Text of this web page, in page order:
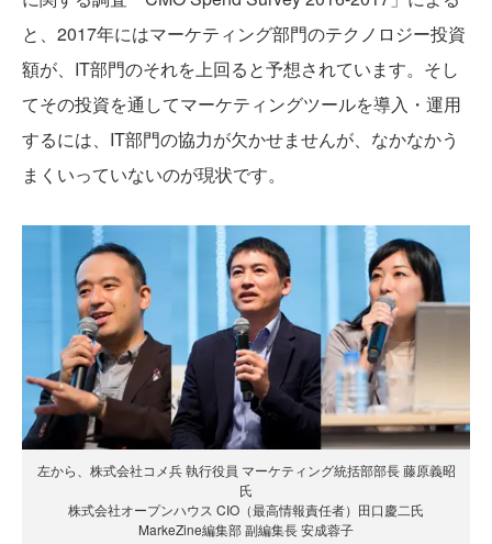
と、2017年にはマーケティング部門のテクノロジー投資
額が、IT部門のそれを上回ると予想されています。そし
てその投資を通してマーケティングツールを導入・運用
するには、IT部門の協力が欠かせませんが、なかなかう
まくいっていないのが現状です。
左から、株式会社コメ兵 執行役員 マーケティング統括部部長 藤原義昭
氏
株式会社オープンハウス CIO（最高情報責任者）田口慶二氏
MarkeZine編集部 副編集長 安成蓉子